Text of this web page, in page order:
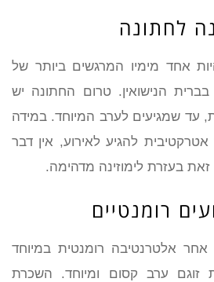
לחתונה
אחד מימיו המרגשים ביותר של
הנישואין. טרום החתונה יש
עד שמגיעים לערב המיוחד. במידה
להגיע לאירוע, אין דבר
בעזרת לימוזינה מדהימה.
רומנטיים
אלטרנטיבה רומנטית במיוחד
זוגם ערב קסום ומיוחד. השכרת